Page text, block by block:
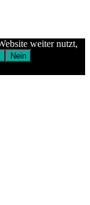
weiter nutzt,
Nein